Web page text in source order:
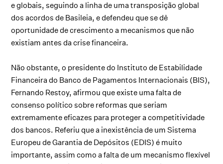
e globais, seguindo a linha de uma transposição global
dos acordos de Basileia, e defendeu que se dê
oportunidade de crescimento a mecanismos que não
existiam antes da crise financeira.
Não obstante, o presidente do Instituto de Estabilidade
Financeira do Banco de Pagamentos Internacionais (BIS),
Fernando Restoy, afirmou que existe uma falta de
consenso político sobre reformas que seriam
extremamente eficazes para proteger a competitividade
dos bancos. Referiu que a inexistência de um Sistema
Europeu de Garantia de Depósitos (EDIS) é muito
importante, assim como a falta de um mecanismo flexível